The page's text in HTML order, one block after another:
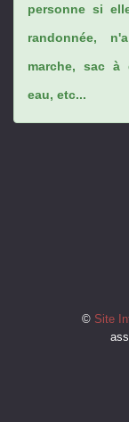
personne si
randonnée,
marche, sac à
eau, etc...
© Site